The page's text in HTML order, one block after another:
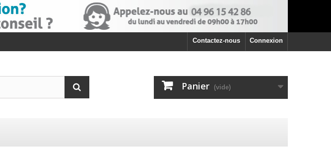
Connexion
Contactez-nous
Panier (vide)